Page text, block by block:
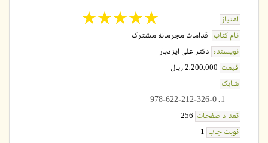
امتیاز ☆☆☆☆☆
★★★★★
نام کتاب اقدامات مجرمانه مشترک
نویسنده دکتر علی ایزدیار
قیمت 2,200,000 ریال
شابک
978-622-212-326-0
تعداد صفحات 256
نوبت چاپ 1